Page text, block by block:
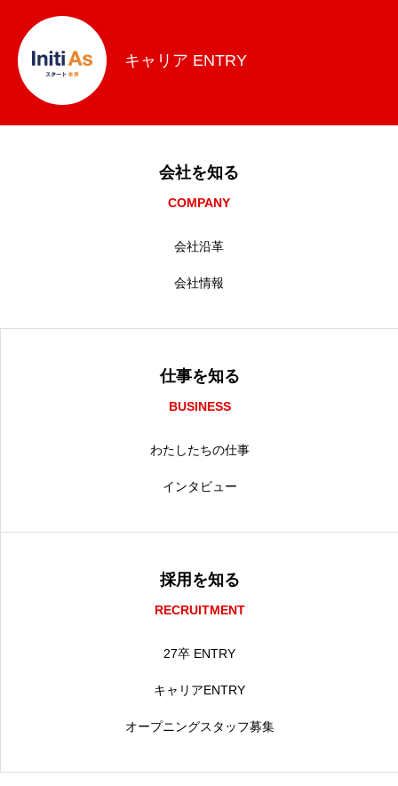
キャリア ENTRY
会社を知る
COMPANY
会社沿革
会社情報
仕事を知る
BUSINESS
わたしたちの仕事
インタビュー
採用を知る
RECRUITMENT
27卒 ENTRY
キャリアENTRY
オープニングスタッフ募集